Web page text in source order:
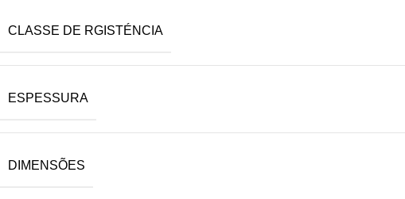
CLASSE DE RGISTÉNCIA
ESPESSURA
DIMENSÕES